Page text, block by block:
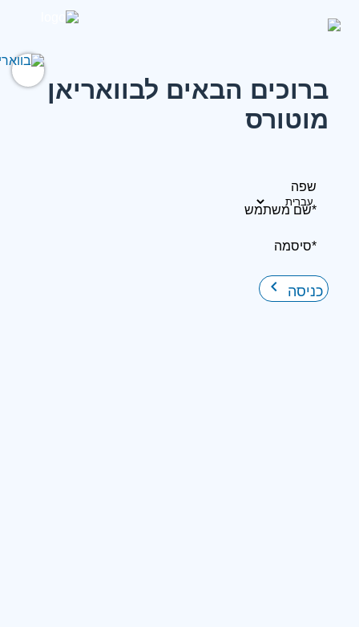
ברוכים הבאים לבוואריאן
מוטורס
שפה
*שם משתמש
*סיסמה
כניסה keyboard_arrow_right